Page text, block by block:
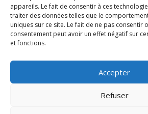
appareils. Le fait de consentir à ces
traiter des données telles que le
uniques sur ce site. Le fait de ne pas consentir
consentement peut avoir un effet négatif sur
et fonctions.
Accepter
Refuser
Politique de confidentialité et
données
Paiement sécurisé
Gérer
© 2025 MNG SORARE. Tous droits
affichés en euros et hors TVA. Site